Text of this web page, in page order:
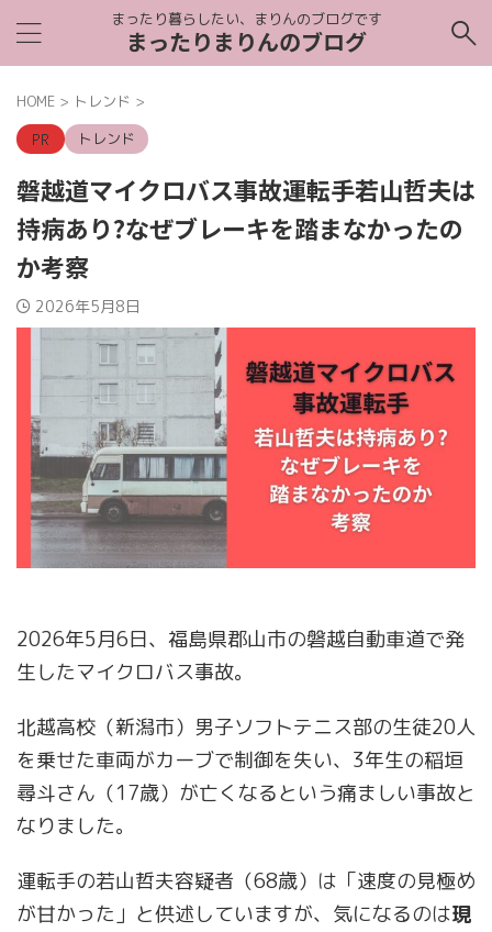
まったり暮らしたい、まりんのブログです
まったりまりんのブログ
HOME > トレンド >
トレンド
磐越道マイクロバス事故運転手若山哲夫は
持病あり?なぜブレーキを踏まなかったの
か考察
2026年5月8日
2026年5月6日、福島県郡山市の磐越自動車道で発
生したマイクロバス事故。
北越高校（新潟市）男子ソフトテニス部の生徒20人
を乗せた車両がカーブで制御を失い、3年生の稲垣
尋斗さん（17歳）が亡くなるという痛ましい事故と
なりました。
運転手の若山哲夫容疑者（68歳）は「速度の見極め
が甘かった」と供述していますが、気になるのは現